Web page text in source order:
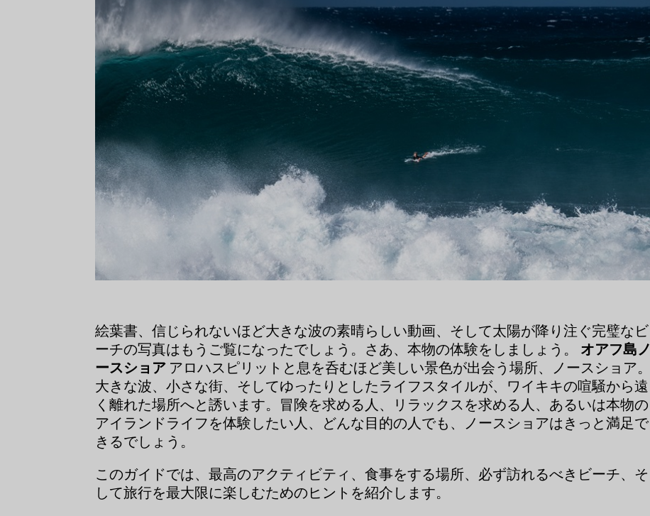
絵葉書、信じられないほど大きな波の素晴らしい動画、そして太陽が降り注ぐ完璧なビ
ーチの写真はもうご覧になったでしょう。さあ、本物の体験をしましょう。 オアフ島ノ
ースショア アロハスピリットと息を呑むほど美しい景色が出会う場所、ノースショア。
大きな波、小さな街、そしてゆったりとしたライフスタイルが、ワイキキの喧騒から遠
く離れた場所へと誘います。冒険を求める人、リラックスを求める人、あるいは本物の
アイランドライフを体験したい人、どんな目的の人でも、ノースショアはきっと満足で
きるでしょう。
このガイドでは、最高のアクティビティ、食事をする場所、必ず訪れるべきビーチ、そ
して旅行を最大限に楽しむためのヒントを紹介します。